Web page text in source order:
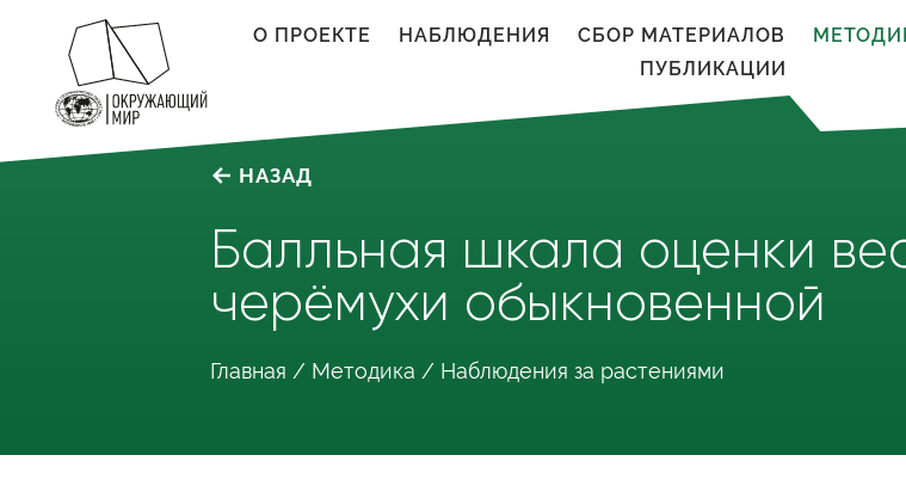
О ПРОЕКТЕ НАБЛЮДЕНИЯ CБОР МАТЕРИАЛОВ
ПУБЛИКАЦИИ
НАЗАД
Балльная шкала оценки
черёмухи обыкновенной
Вы здесь
Главная / Методика / Наблюдения за растениями